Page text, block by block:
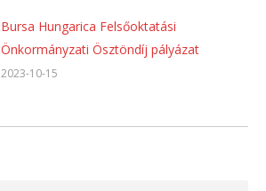
Bursa Hungarica Felsőoktatási
Önkormányzati Ösztöndíj pályázat
2023-10-15